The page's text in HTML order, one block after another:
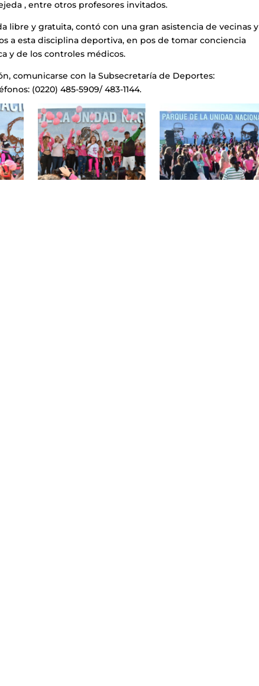
, entre otros profesores invitados.
libre y gratuita, contó con una gran asistencia de vecinas y
a esta disciplina deportiva, en pos de tomar conciencia
y de los controles médicos.
comunicarse con la Subsecretaría de Deportes:
(0220) 485-5909/ 483-1144.